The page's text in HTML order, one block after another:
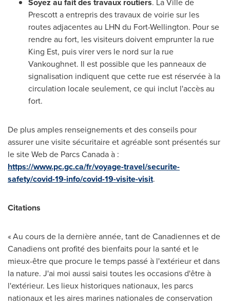
Prescotta entrepris des travaux de voirie sur les
routes adjacentes au LHN du Fort-Wellington. Pour se
rendre au fort, les visiteurs doivent emprunter la rue
King Est, puis virer vers le nord sur la rue
Vankoughnet. Il est possible que les panneaux de
signalisation indiquent que cette rue est réservée à la
circulation locale seulement, ce qui inclut l'accès au
fort.
De plus amples renseignements et des conseils pour
assurer une visite sécuritaire et agréable sont présentés sur
le site Web de Parcs Canada à :
https://www.pc.gc.ca/fr/voyage-travel/securite-
safety/covid-19-info/covid-19-visite-visit.
Citations
« Au cours de la dernière année, tant de Canadiennes et de
Canadiens ont profité des bienfaits pour la santé et le
mieux-être que procure le temps passé à l'extérieur et dans
la nature. J'ai moi aussi saisi toutes les occasions d'être à
l'extérieur. Les lieux historiques nationaux, les parcs
nationaux et les aires marines nationales de conservation